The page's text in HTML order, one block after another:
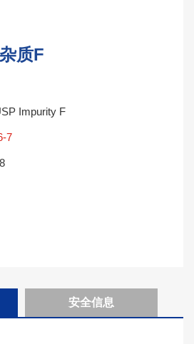
质F
Impurity F
7
安全信息